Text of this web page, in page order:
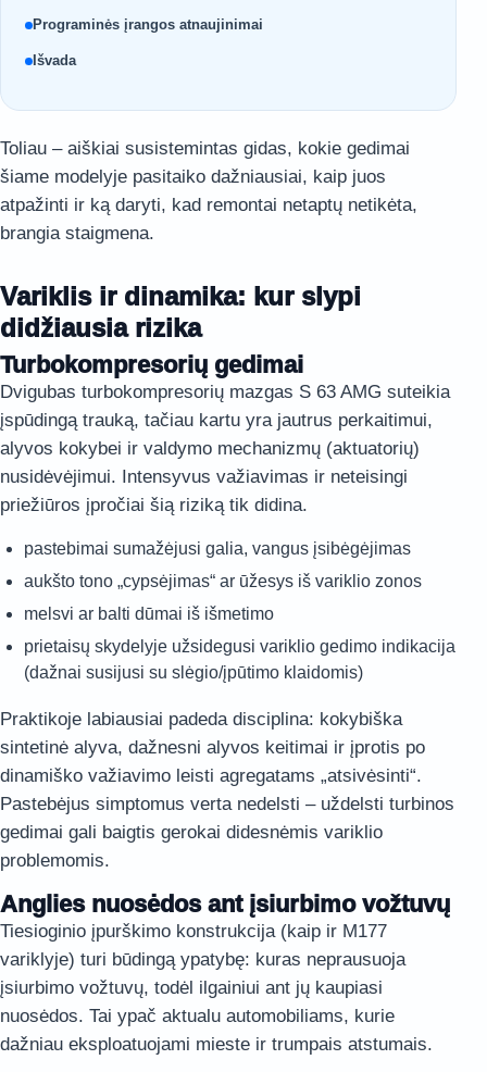
Programinės įrangos atnaujinimai
Išvada
Toliau – aiškiai susistemintas gidas, kokie gedimai
šiame modelyje pasitaiko dažniausiai, kaip juos
atpažinti ir ką daryti, kad remontai netaptų netikėta,
brangia staigmena.
Variklis ir dinamika: kur slypi
didžiausia rizika
Turbokompresorių gedimai
Dvigubas turbokompresorių mazgas S 63 AMG suteikia
įspūdingą trauką, tačiau kartu yra jautrus perkaitimui,
alyvos kokybei ir valdymo mechanizmų (aktuatorių)
nusidėvėjimui. Intensyvus važiavimas ir neteisingi
priežiūros įpročiai šią riziką tik didina.
pastebimai sumažėjusi galia, vangus įsibėgėjimas
aukšto tono „cypsėjimas“ ar ūžesys iš variklio zonos
melsvi ar balti dūmai iš išmetimo
prietaisų skydelyje užsidegusi variklio gedimo indikacija
(dažnai susijusi su slėgio/įpūtimo klaidomis)
Praktikoje labiausiai padeda disciplina: kokybiška
sintetinė alyva, dažnesni alyvos keitimai ir įprotis po
dinamiško važiavimo leisti agregatams „atsivėsinti“.
Pastebėjus simptomus verta nedelsti – uždelsti turbinos
gedimai gali baigtis gerokai didesnėmis variklio
problemomis.
Anglies nuosėdos ant įsiurbimo vožtuvų
Tiesioginio įpurškimo konstrukcija (kaip ir M177
variklyje) turi būdingą ypatybę: kuras neprausuoja
įsiurbimo vožtuvų, todėl ilgainiui ant jų kaupiasi
nuosėdos. Tai ypač aktualu automobiliams, kurie
dažniau eksploatuojami mieste ir trumpais atstumais.